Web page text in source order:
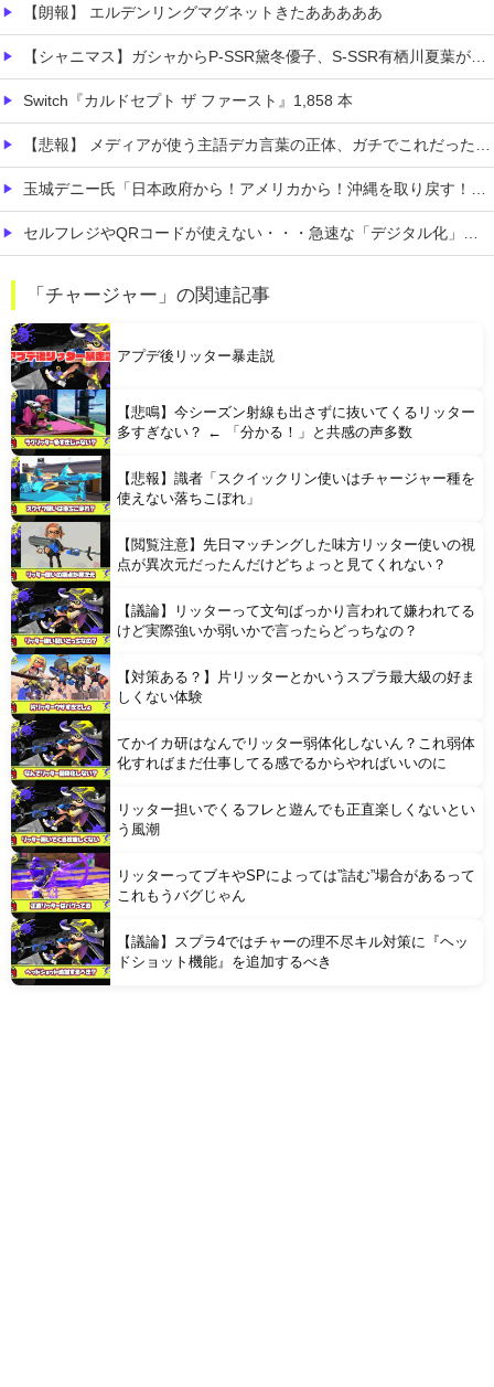
【朗報】 エルデンリングマグネットきたあああああ
【シャニマス】ガシャからP-SSR黛冬優子、S-SSR有栖川夏葉が登場！イベントS-SR福丸小糸！
Switch『カルドセプト ザ ファースト』1,858 本
【悲報】 メディアが使う主語デカ言葉の正体、ガチでこれだったｗｗｗｗ
玉城デニー氏「日本政府から！アメリカから！沖縄を取り戻す！」（動画あり）
セルフレジやQRコードが使えない・・・急速な「デジタル化」に取り残される60代母、結婚をためらう娘の苦悩
【悲報】 アパート契約ワイ「見積もりの鍵交換費20万って何ですか？」不動産屋「鍵を新しい物に交換したのです」
Powered by livedoor 相互RSS
「チャージャー」の関連記事
アプデ後リッター暴走説
【悲鳴】今シーズン射線も出さずに抜いてくるリッター
多すぎない？ ← 「分かる！」と共感の声多数
【悲報】識者「スクイックリン使いはチャージャー種を
使えない落ちこぼれ」
【閲覧注意】先日マッチングした味方リッター使いの視
点が異次元だったんだけどちょっと見てくれない？
【議論】リッターって文句ばっかり言われて嫌われてる
けど実際強いか弱いかで言ったらどっちなの？
【対策ある？】片リッターとかいうスプラ最大級の好ま
しくない体験
てかイカ研はなんでリッター弱体化しないん？これ弱体
化すればまだ仕事してる感でるからやればいいのに
リッター担いでくるフレと遊んでも正直楽しくないとい
う風潮
リッターってブキやSPによっては”詰む”場合があるって
これもうバグじゃん
【議論】スプラ4ではチャーの理不尽キル対策に『ヘッ
ドショット機能』を追加するべき